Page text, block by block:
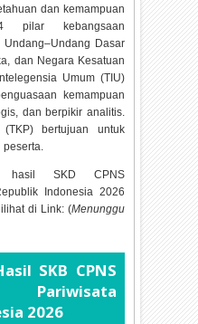
dan kemampuan
4 pilar kebangsaan
Dasar
dan Negara Kesatuan
Umum (TIU)
kemampuan
dan berpikir analitis.
bertujuan untuk
peserta.
hasil SKD CPNS
Indonesia 2026
di Link: (Menunggu
SKB CPNS
Pariwisata
2026